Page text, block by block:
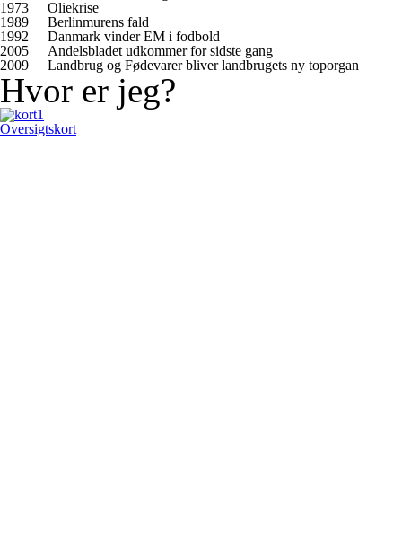
1973
Oliekrise
1989
Berlinmurens fald
1992
Danmark vinder EM i fodbold
2005
Andelsbladet udkommer for sidste gang
2009
Landbrug og Fødevarer bliver landbrugets ny toporgan
Hvor er jeg?
Oversigtskort